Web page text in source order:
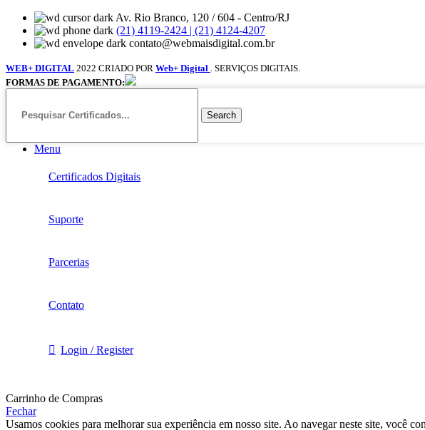
Av. Rio Branco, 120 / 604 - Centro/RJ
(21) 4119-2424 | (21) 4124-4207
contato@webmaisdigital.com.br
WEB+ DIGITAL 2022 CRIADO POR Web+ Digital
. SERVIÇOS DIGITAIS.
FORMAS DE PAGAMENTO:
Search
Menu
Certificados Digitais
Suporte
Parcerias
Contato
Login / Register
Carrinho de Compras
Fechar
Usamos cookies para melhorar sua experiência em nosso site. Ao navegar neste site, você